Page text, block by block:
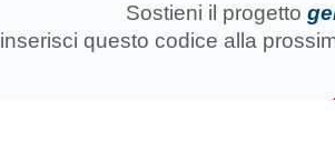
Sostieni il progetto
inserisci questo codice alla